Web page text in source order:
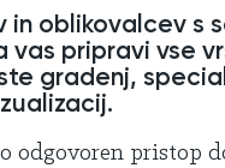
in oblikovalcev s
vas pripravi vse
gradenj,
odgovoren pristop